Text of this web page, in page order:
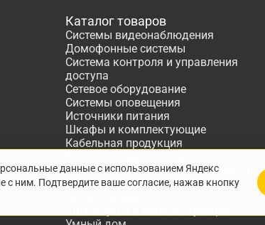
Каталог товаров
Системы видеонаблюдения
Домофонные системы
Система контроля и управления
доступа
Сетевое оборудование
Системы оповещения
Источники питания
Шкафы и комплектующие
Кабельная продукция
Расходные материалы, Инструменты
Системы охранно-пожарной
данные с использованием Яндекс
с ним. Подтвердите ваше согласие, нажав кнопку